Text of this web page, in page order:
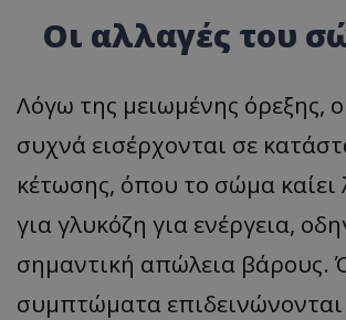
Οι αλλαγές του
Λόγω της μειωμένης όρεξης,
συχνά εισέρχονται σε
κέτωσης, όπου το σώμα καίει
για γλυκόζη για ενέργεια,
σημαντική απώλεια βάρους.
συμπτώματα